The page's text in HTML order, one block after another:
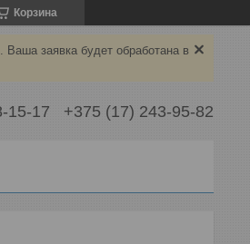
Корзина
заявка будет обработана в
15-17 +375 (17) 243-95-82